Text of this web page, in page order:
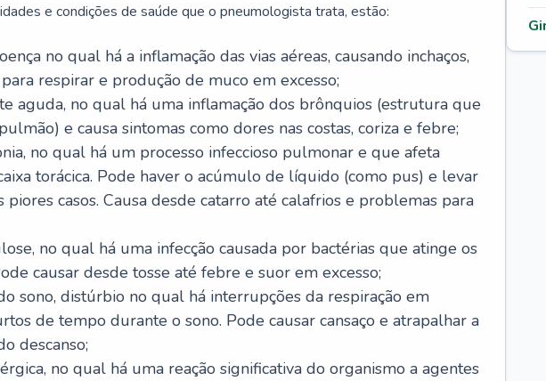
e condições de saúde que o pneumologista trata, estão:
no qual há a inflamação das vias aéreas, causando inchaços,
respirar e produção de muco em excesso;
aguda, no qual há uma inflamação dos brônquios (estrutura que
e causa sintomas como dores nas costas, coriza e febre;
no qual há um processo infeccioso pulmonar e que afeta
torácica. Pode haver o acúmulo de líquido (como pus) e levar
piores casos. Causa desde catarro até calafrios e problemas para
no qual há uma infecção causada por bactérias que atinge os
causar desde tosse até febre e suor em excesso;
sono, distúrbio no qual há interrupções da respiração em
de tempo durante o sono. Pode causar cansaço e atrapalhar a
descanso;
no qual há uma reação significativa do organismo a agentes